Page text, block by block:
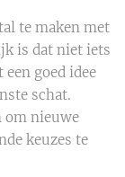
te maken met
is dat niet iets
goed idee
schat.
om nieuwe
keuzes te